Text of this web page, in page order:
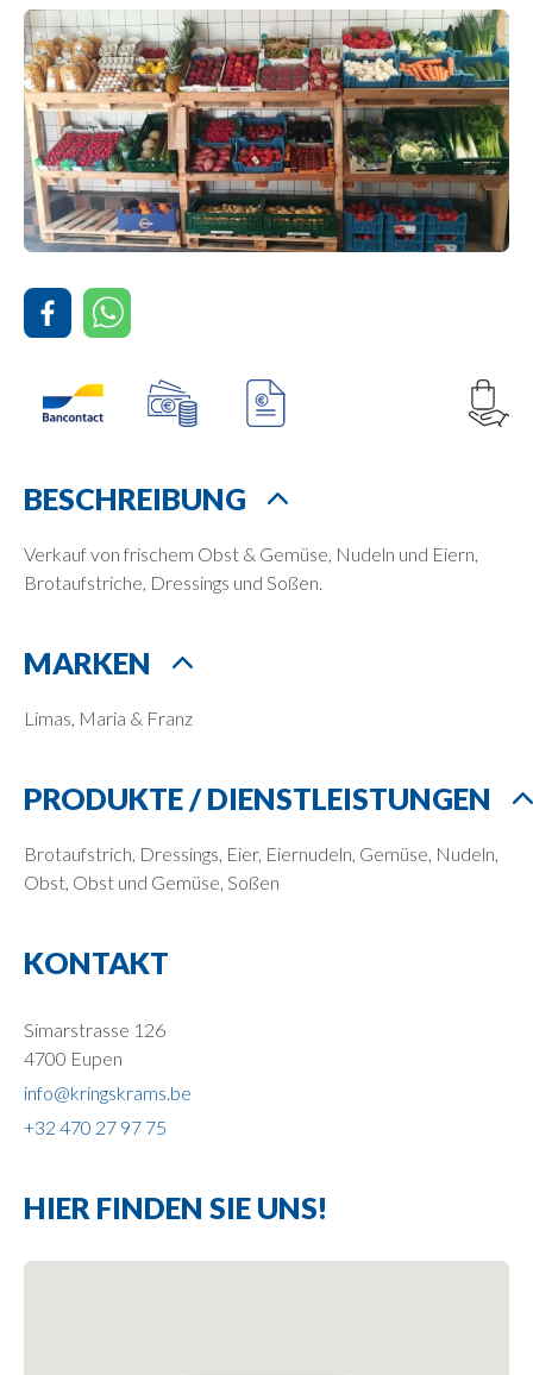
BESCHREIBUNG
Verkauf von frischem Obst & Gemüse, Nudeln und Eiern,
Brotaufstriche, Dressings und Soßen.
MARKEN
Limas, Maria & Franz
PRODUKTE / DIENSTLEISTUNGEN
Brotaufstrich, Dressings, Eier, Eiernudeln, Gemüse, Nudeln,
Obst, Obst und Gemüse, Soßen
KONTAKT
Simarstrasse 126
4700 Eupen
info@kringskrams.be
+32 470 27 97 75
HIER FINDEN SIE UNS!